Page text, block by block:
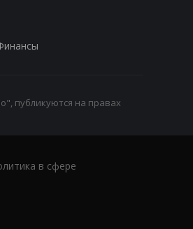
публикуются на правах
в сфере